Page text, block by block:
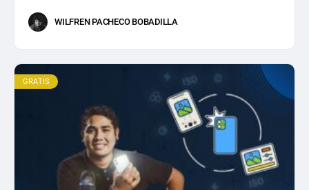
WILFREN PACHECO BOBADILLA
GRATIS